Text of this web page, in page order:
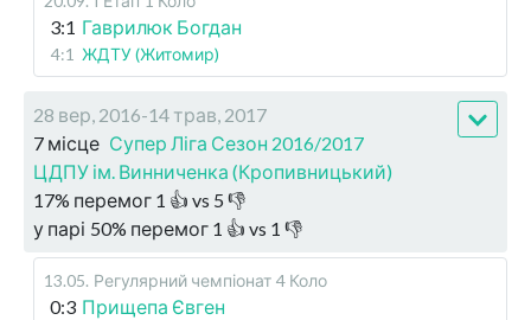
3:1 Гаврилюк Богдан
4:1 ЖДТУ (Житомир)
28 вер, 2016-14 трав, 2017
7 місце Супер Ліга Сезон 2016/2017
ЦДПУ ім. Винниченка (Кропивницький)
17% перемог 1 👍 vs 5 👎
у парі 50% перемог 1 👍 vs 1 👎
13.05. Регулярний чемпіонат 4 Коло
0:3 Прищепа Євген